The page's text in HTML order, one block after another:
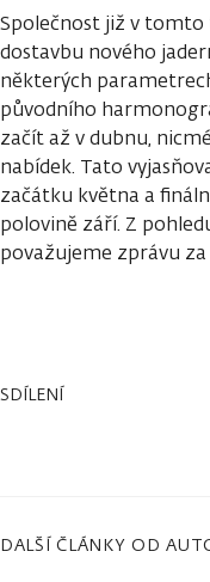
Společnost již v tomto
dostavbu nového
některých
původního
začít až v dubnu,
nabídek. Tato
začátku května a
polovině září. Z
považujeme zprávu
SDÍLENÍ
DALŠÍ ČLÁNKY OD